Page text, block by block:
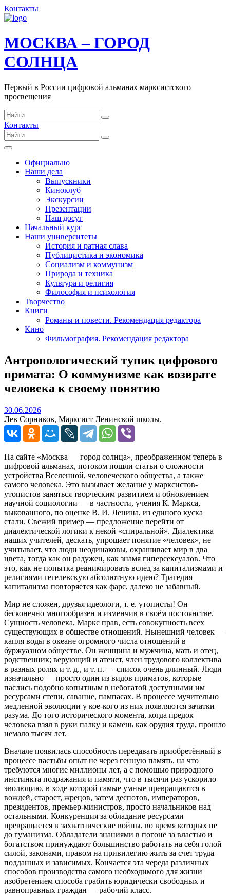
Контакты
МОСКВА – ГОРОД
СОЛНЦА
Первый в России цифровой альманах марксистского
просвещения
Контакты
Официально
Наши дела
Выпускники
Киноклуб
Экскурсии
Презентации
Наш досуг
Начальный курс
Наши университеты
История и ратная слава
Публицистика и экономика
Социализм и коммунизм
Природа и техника
Культура и религия
Философия и психология
Творчество
Книги
Романы и повести. Рекомендация редактора
Кино
Фильмография. Рекомендация редактора
Антропологический тупик цифрового
примата: О коммунизме как возврате
человека к своему понятию
30.06.202630.06.2026
Лев Сорников, Марксист Ленинской школы.
На сайте «Москва — город солнца», преображенном теперь в
цифровой альманах, потоком пошли статьи о сложности
устройства Вселенной, человеческого общества, а также
самого человека. Это вызывает желание у марксистов-
утопистов заняться творческим развитием и обновлением
научной социологии — в частности, учения К. Маркса,
выкованного, по оценке В. И. Ленина, из единого куска
стали. Свежий пример — предложение перейти от
диалектической логики к некой «спиральной». Диалектика
наших учителей, дескать, упрощает понятие «человек», не
учитывает, что люди неодинаковы, окрашивает мир в два
цвета, тогда как он радужен, как знамя гиперсексуалов. Что
это, как не попытка реанимировать вслед за капитализмами и
религиями гегелевскую абсолютную идею? Трагедия
капитализма повторяется как фарс, далеко не забавный.
Мир не сложен, друзья идеологи, т. е. утописты! Он
бесконечно многообразен и изменчив в своём постоянстве.
Сущность человека, Маркс прав, есть совокупность всех
существующих в обществе отношений. Нынешний человек —
капля воды в океане огромного числа отношений в
буржуазном обществе. Он женщина и мужчина, мать и отец,
родственник; верующий и атеист, член трудового коллектива
в разных ролях и т. д., и т. п. — список очень длинный. Люди
изначально — просто один из видов приматов, которые
паслись подобно копытным в небогатой доступными им
ресурсами степи, саванне, пампасах. В процессе мучительно
медленной эволюции у кое-кого из них появляются зачатки
разума. До того исторического момента, когда предок
человека взял в руки палку и камень как орудия труда, прошло
немало тысяч лет.
Вначале появилась способность передавать приобретённый в
процессе пастьбы опыт не через генную память, на что
требуются многие миллионы лет, а с помощью природного
инстинкта подражания и памяти, что в тысячи раз ускорило
эволюцию, в ходе которой самые умные превращаются в
вождей, старост, жрецов, затем деспотов, императоров,
президентов, премьер-министров, просто начальников над
остальными. Конкуренция за обладание ресурсами
превращается в захватнические войны, во время которых не
до гуманизма. Обладатели знаниями в погоне за властью и
богатством принуждают большинство работать на себя голой
силой, законами, правом на привилегию жить за счет труда
подданных и зависимых. Кончается эта череда различных
способов производства самого необходимого для жизни
изобретением способа грабить юридически свободных и
равноправных граждан — рабочий класс.